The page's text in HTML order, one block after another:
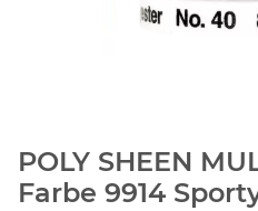
POLY SHEEN
Farbe 9914